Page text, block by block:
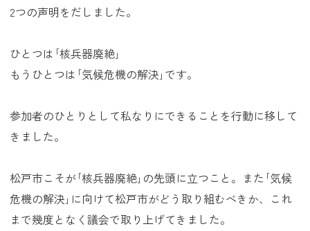
2つの声明をだしました。
ひとつは｢核兵器廃絶｣
もうひとつは｢気候危機の解決｣です。
参加者のひとりとして私なりにできることを行動に移して
きました。
松戸市こそが｢核兵器廃絶｣の先頭に立つこと。また｢気候
危機の解決｣に向けて松戸市がどう取り組むべきか、これ
まで幾度となく議会で取り上げてきました。